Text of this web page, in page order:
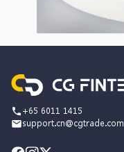
+65 6011 1415
support.cn@cgtrade.com